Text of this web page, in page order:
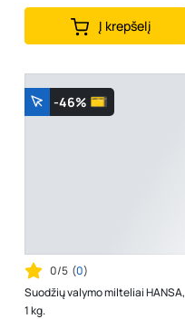
Į krepšelį
-46%
0/5 (0)
Suodžių valymo milteliai HANSA,
1 kg.